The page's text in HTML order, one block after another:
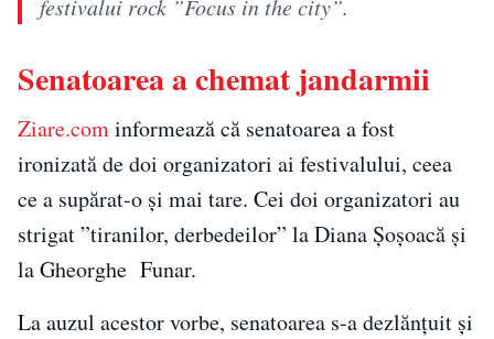
festivalui rock ”Focus in the city”.
Senatoarea a chemat jandarmii
Ziare.cominformează că senatoarea a fost
ironizată de doi organizatori ai festivalului, ceea
ce a supărat-o și mai tare. Cei doi organizatori au
strigat ”tiranilor, derbedeilor” la Diana Șoșoacă și
la Gheorghe Funar.
La auzul acestor vorbe, senatoarea s-a dezlănțuit și